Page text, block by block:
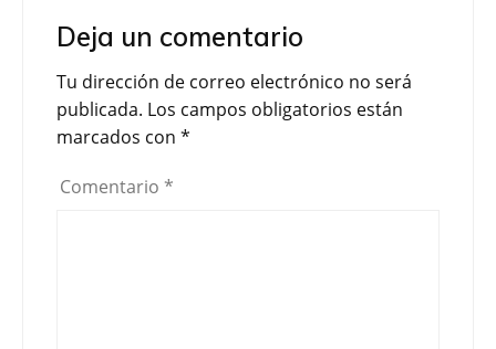
Deja un comentario
Tu dirección de correo electrónico no será
publicada. Los campos obligatorios están
marcados con *
Comentario *